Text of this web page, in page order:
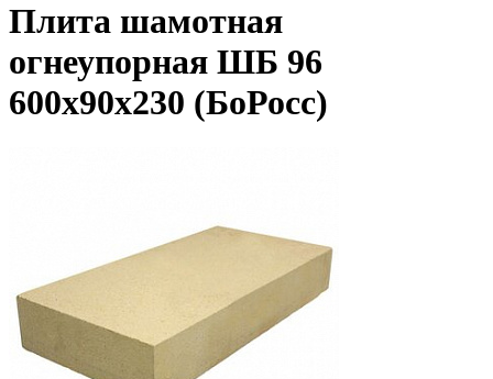
Плита шамотная
огнеупорная ШБ 96
600х90х230 (БоРосс)